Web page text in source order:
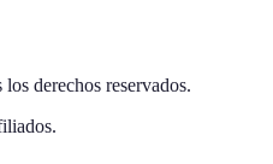
los derechos reservados.